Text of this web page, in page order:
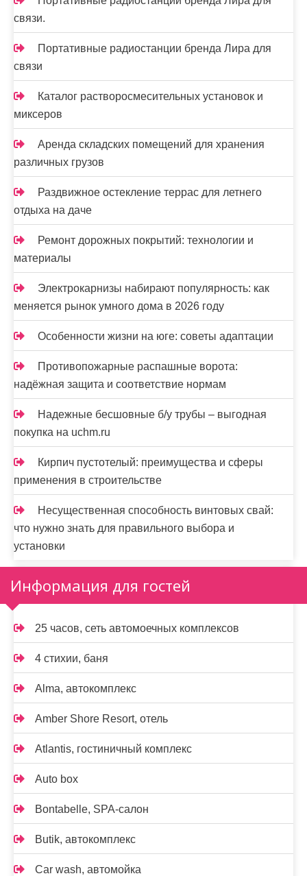
связи.
Портативные радиостанции бренда Лира для
связи
Каталог растворосмесительных установок и
миксеров
Аренда складских помещений для хранения
различных грузов
Раздвижное остекление террас для летнего
отдыха на даче
Ремонт дорожных покрытий: технологии и
материалы
Электрокарнизы набирают популярность: как
меняется рынок умного дома в 2026 году
Особенности жизни на юге: советы адаптации
Противопожарные распашные ворота:
надёжная защита и соответствие нормам
Надежные бесшовные б/у трубы – выгодная
покупка на uchm.ru
Кирпич пустотелый: преимущества и сферы
применения в строительстве
Несущественная способность винтовых свай:
что нужно знать для правильного выбора и
установки
Информация для гостей
25 часов, сеть автомоечных комплексов
4 стихии, баня
Alma, автокомплекс
Amber Shore Resort, отель
Atlantis, гостиничный комплекс
Auto box
Bontabelle, SPA-салон
Butik, автокомплекс
Car wash, автомойка